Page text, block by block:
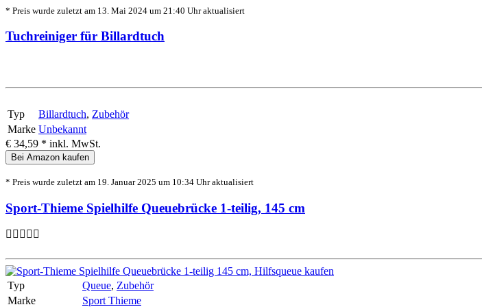
* Preis wurde zuletzt am 13. Mai 2024 um 21:40 Uhr aktualisiert
Tuchreiniger für Billardtuch
Typ Billardtuch, Zubehör
Marke Unbekannt
€ 34,59 * inkl. MwSt.
Bei Amazon kaufen
* Preis wurde zuletzt am 19. Januar 2025 um 10:34 Uhr aktualisiert
Sport-Thieme Spielhilfe Queuebrücke 1-teilig, 145 cm
Typ Queue, Zubehör
Marke
Sport Thieme